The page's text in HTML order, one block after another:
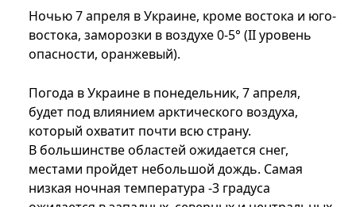
Ночью 7 апреля в Украине, кроме востока и юго-
востока, заморозки в воздухе 0-5° (II уровень
опасности, оранжевый).
Погода в Украине в понедельник, 7 апреля,
будет под влиянием арктического воздуха,
который охватит почти всю страну.
В большинстве областей ожидается снег,
местами пройдет небольшой дождь. Самая
низкая ночная температура -3 градуса